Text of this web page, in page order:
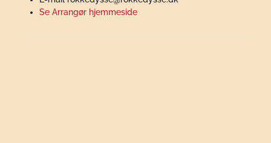
Se Arrangør hjemmeside